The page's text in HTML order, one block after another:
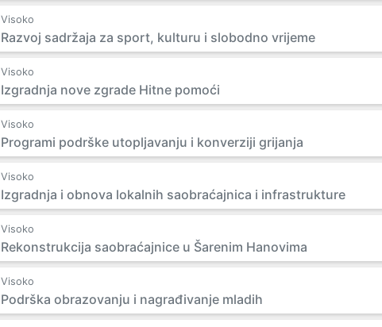
Visoko
Razvoj sadržaja za sport, kulturu i slobodno vrijeme
Visoko
Izgradnja nove zgrade Hitne pomoći
Visoko
Programi podrške utopljavanju i konverziji grijanja
Visoko
Izgradnja i obnova lokalnih saobraćajnica i infrastrukture
Visoko
Rekonstrukcija saobraćajnice u Šarenim Hanovima
Visoko
Podrška obrazovanju i nagrađivanje mladih